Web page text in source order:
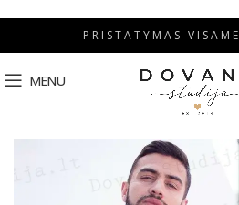
P R I S T A T Y M A S V I S A M
MENU